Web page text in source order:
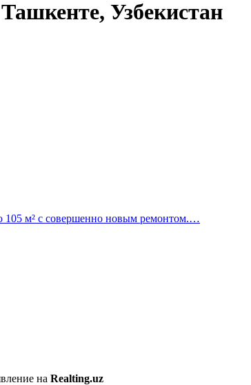
Узбекистан
105 м² с совершенно новым ремонтом.…
на Realting.uz